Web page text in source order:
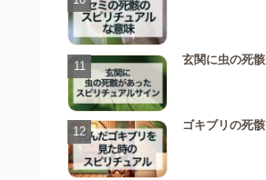
玄関に虫の死
ゴキブリの死